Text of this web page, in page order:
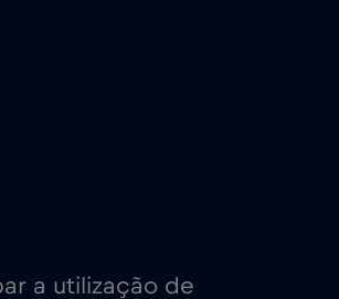
a utilização de